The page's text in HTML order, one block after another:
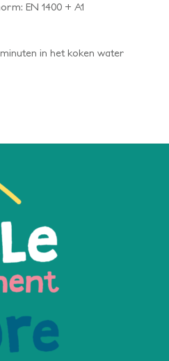
EN 1400 + A1
in het koken water